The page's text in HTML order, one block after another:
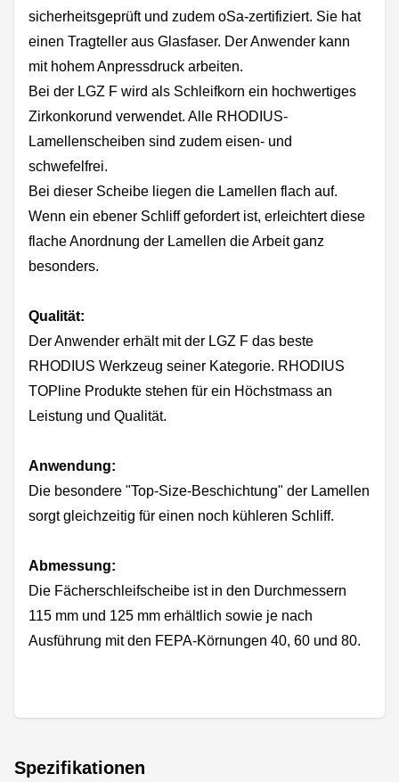
sicherheitsgeprüft und zudem oSa-zertifiziert. Sie hat
einen Tragteller aus Glasfaser. Der Anwender kann
mit hohem Anpressdruck arbeiten.
Bei der LGZ F wird als Schleifkorn ein hochwertiges
Zirkonkorund verwendet. Alle RHODIUS-
Lamellenscheiben sind zudem eisen- und
schwefelfrei.
Bei dieser Scheibe liegen die Lamellen flach auf.
Wenn ein ebener Schliff gefordert ist, erleichtert diese
flache Anordnung der Lamellen die Arbeit ganz
besonders.
Qualität:
Der Anwender erhält mit der LGZ F das beste
RHODIUS Werkzeug seiner Kategorie. RHODIUS
TOPline Produkte stehen für ein Höchstmass an
Leistung und Qualität.
Anwendung:
Die besondere "Top-Size-Beschichtung" der Lamellen
sorgt gleichzeitig für einen noch kühleren Schliff.
Abmessung:
Die Fächerschleifscheibe ist in den Durchmessern
115 mm und 125 mm erhältlich sowie je nach
Ausführung mit den FEPA-Körnungen 40, 60 und 80.
Spezifikationen